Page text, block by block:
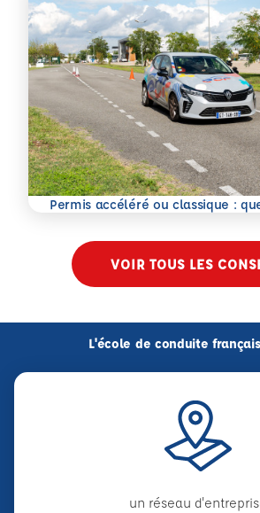
Permis accéléré ou classique :
En savoir plus
VOIR TOUS LES
L'école de conduite
un réseau